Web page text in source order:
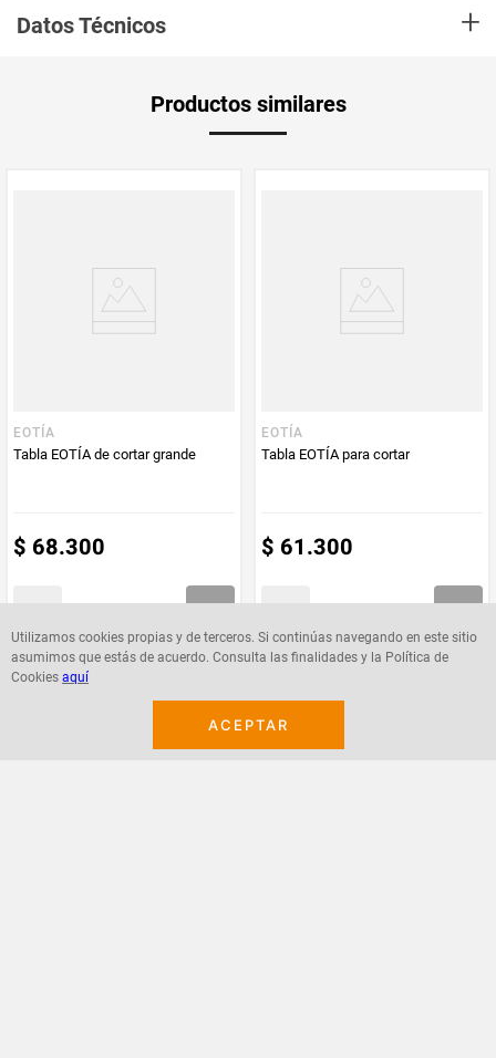
Utilizamos cookies propias y de terceros. Si continúas navegando en este sitio
asumimos que estás de acuerdo. Consulta las finalidades y la Política de
Cookies aquí
ACEPTAR
Datos Técnicos +
Productos similares
EOTÍA
Tabla EOTÍA de cortar grande
$ 68.300
EOTÍA
Tabla EOTÍA para cortar
$ 61.300